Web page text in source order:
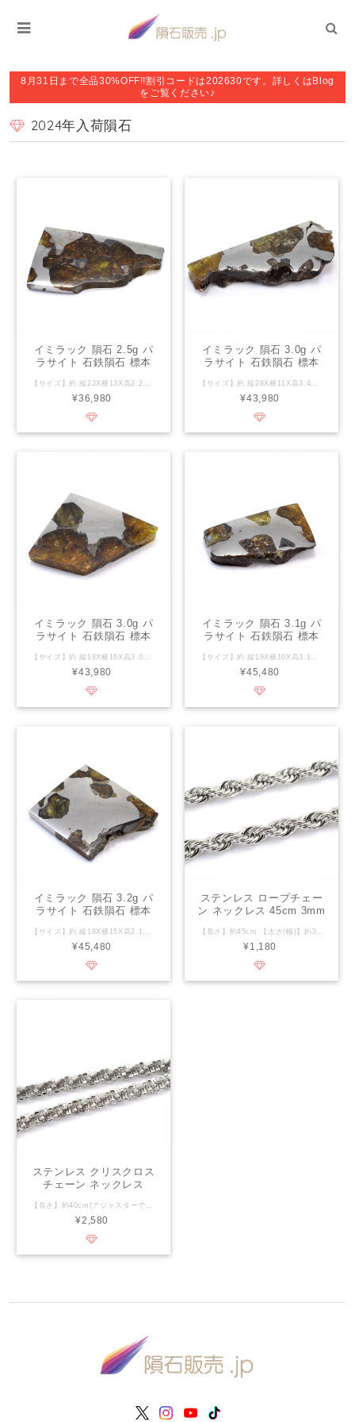
8月31日まで全品30%OFF!!割引コードは202630です。詳しくはBlog
をご覧ください♪
2024年入荷隕石
イミラック 隕石 2.5g パ
ラサイト 石鉄隕石 標本
【サイズ】約 縦23X横13X高2.2mm 【重さ】約2.5g 【付属品】標本保管ケース、標本管理シール、カード型の真正性証明書 【コメント】錆防止の樹脂コーティングあり 【種類】石鉄隕石 パラサイト 【発見地】チリ共和国アタカマ砂漠 【発見年】1822年 【イミラックの豆知識】 総質量は920kgとされており1822年にチリ北部のアタカマ砂漠で発見されました。kg単位の塊が多くのメテオライトハンターに発見され数g単位の小さな破片も数多く発見されており、イミラック隕石の標本はオリビンのきめが細かく美しいことから隕石コレクターから高く評価されています。近年ではメテオライトハンターが大型の機械を導入し落下地域の捜索を成功させましたが、世界中のコレクターに人気があるため取引価格が上昇しています。 【石鉄隕石 パラサイト】 丸みのある粗粒状のカンラン石とその間を埋める鉄-ニッケル合金から出来ておりパラサイトという名前はシベリアの山中にあるクラスノヤルスク付近で発見された隕石を研究したドイツの博物学者ペーター・ジーモン・パラス氏にちなんで1772年に名付けられました。パラサイトの鉄-ニッケル部分はオクタへドライトなのでエッチングによりウィドマンシュテッテン構造が現れトロイライトやシュライバーサイトが含まれていることが多くあります。
¥36,980
イミラック 隕石 3.0g パ
ラサイト 石鉄隕石 標本
【サイズ】約 縦28X横11X高3.4mm 【重さ】約3.0g 【付属品】標本保管ケース、標本管理シール、カード型の真正性証明書 【コメント】錆防止の樹脂コーティングあり 【種類】石鉄隕石 パラサイト 【発見地】チリ共和国アタカマ砂漠 【発見年】1822年 【イミラックの豆知識】 総質量は920kgとされており1822年にチリ北部のアタカマ砂漠で発見されました。kg単位の塊が多くのメテオライトハンターに発見され数g単位の小さな破片も数多く発見されており、イミラック隕石の標本はオリビンのきめが細かく美しいことから隕石コレクターから高く評価されています。近年ではメテオライトハンターが大型の機械を導入し落下地域の捜索を成功させましたが、世界中のコレクターに人気があるため取引価格が上昇しています。 【石鉄隕石 パラサイト】 丸みのある粗粒状のカンラン石とその間を埋める鉄-ニッケル合金から出来ておりパラサイトという名前はシベリアの山中にあるクラスノヤルスク付近で発見された隕石を研究したドイツの博物学者ペーター・ジーモン・パラス氏にちなんで1772年に名付けられました。パラサイトの鉄-ニッケル部分はオクタへドライトなのでエッチングによりウィドマンシュテッテン構造が現れトロイライトやシュライバーサイトが含まれていることが多くあります。
¥43,980
イミラック 隕石 3.0g パ
ラサイト 石鉄隕石 標本
【サイズ】約 縦18X横16X高3.0mm 【重さ】約3.0g 【付属品】標本保管ケース、標本管理シール、カード型の真正性証明書 【コメント】錆防止の樹脂コーティングあり 【種類】石鉄隕石 パラサイト 【発見地】チリ共和国アタカマ砂漠 【発見年】1822年 【イミラックの豆知識】 総質量は920kgとされており1822年にチリ北部のアタカマ砂漠で発見されました。kg単位の塊が多くのメテオライトハンターに発見され数g単位の小さな破片も数多く発見されており、イミラック隕石の標本はオリビンのきめが細かく美しいことから隕石コレクターから高く評価されています。近年ではメテオライトハンターが大型の機械を導入し落下地域の捜索を成功させましたが、世界中のコレクターに人気があるため取引価格が上昇しています。 【石鉄隕石 パラサイト】 丸みのある粗粒状のカンラン石とその間を埋める鉄-ニッケル合金から出来ておりパラサイトという名前はシベリアの山中にあるクラスノヤルスク付近で発見された隕石を研究したドイツの博物学者ペーター・ジーモン・パラス氏にちなんで1772年に名付けられました。パラサイトの鉄-ニッケル部分はオクタへドライトなのでエッチングによりウィドマンシュテッテン構造が現れトロイライトやシュライバーサイトが含まれていることが多くあります。
¥43,980
イミラック 隕石 3.1g パ
ラサイト 石鉄隕石 標本
【サイズ】約 縦19X横10X高3.1mm 【重さ】約3.1g 【付属品】標本保管ケース、標本管理シール、カード型の真正性証明書 【コメント】錆防止の樹脂コーティングあり 【種類】石鉄隕石 パラサイト 【発見地】チリ共和国アタカマ砂漠 【発見年】1822年 【イミラックの豆知識】 総質量は920kgとされており1822年にチリ北部のアタカマ砂漠で発見されました。kg単位の塊が多くのメテオライトハンターに発見され数g単位の小さな破片も数多く発見されており、イミラック隕石の標本はオリビンのきめが細かく美しいことから隕石コレクターから高く評価されています。近年ではメテオライトハンターが大型の機械を導入し落下地域の捜索を成功させましたが、世界中のコレクターに人気があるため取引価格が上昇しています。 【石鉄隕石 パラサイト】 丸みのある粗粒状のカンラン石とその間を埋める鉄-ニッケル合金から出来ておりパラサイトという名前はシベリアの山中にあるクラスノヤルスク付近で発見された隕石を研究したドイツの博物学者ペーター・ジーモン・パラス氏にちなんで1772年に名付けられました。パラサイトの鉄-ニッケル部分はオクタへドライトなのでエッチングによりウィドマンシュテッテン構造が現れトロイライトやシュライバーサイトが含まれていることが多くあります。
¥45,480
イミラック 隕石 3.2g パ
ラサイト 石鉄隕石 標本
¥45,480
ステンレス ロープチェー
ン ネックレス 45cm 3mm
¥1,180
ステンレス クリスクロス
チェーン ネックレス
¥2,580